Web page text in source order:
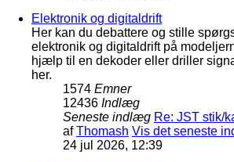
Elektronik og digitaldrift
Her kan du debattere og stille
elektronik og digitaldrift på
hjælp til en dekoder eller driller
her.
1574 Emner
12436 Indlæg
Seneste indlæg Re: JST stik/
afThomash Vis det seneste
24 jul 2026, 12:39